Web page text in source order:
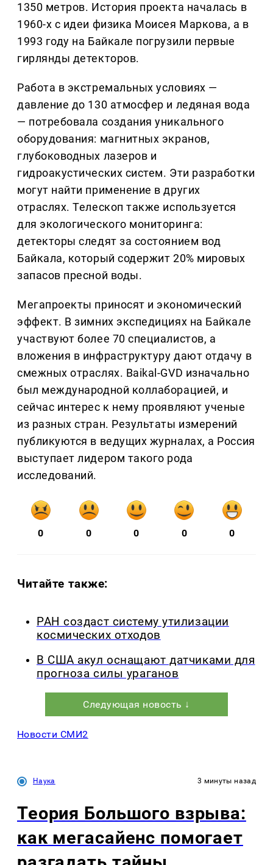
1350 метров. История проекта началась в
1960-х с идеи физика Моисея Маркова, а в
1993 году на Байкале погрузили первые
гирлянды детекторов.
Работа в экстремальных условиях —
давление до 130 атмосфер и ледяная вода
— потребовала создания уникального
оборудования: магнитных экранов,
глубоководных лазеров и
гидроакустических систем. Эти разработки
могут найти применение в других
отраслях. Телескоп также используется
для экологического мониторинга:
детекторы следят за состоянием вод
Байкала, который содержит 20% мировых
запасов пресной воды.
Мегапроекты приносят и экономический
эффект. В зимних экспедициях на Байкале
участвуют более 70 специалистов, а
вложения в инфраструктуру дают отдачу в
смежных отраслях. Baikal-GVD изначально
был международной коллаборацией, и
сейчас интерес к нему проявляют ученые
из разных стран. Результаты измерений
публикуются в ведущих журналах, а Россия
выступает лидером такого рода
исследований.
0 0 0 0 0
Читайте также:
РАН создаст систему утилизации
космических отходов
В США акул оснащают датчиками для
прогноза силы ураганов
Следующая новость ↓
Новости СМИ2
Наука 3 минуты назад
Теория Большого взрыва:
как мегасайенс помогает